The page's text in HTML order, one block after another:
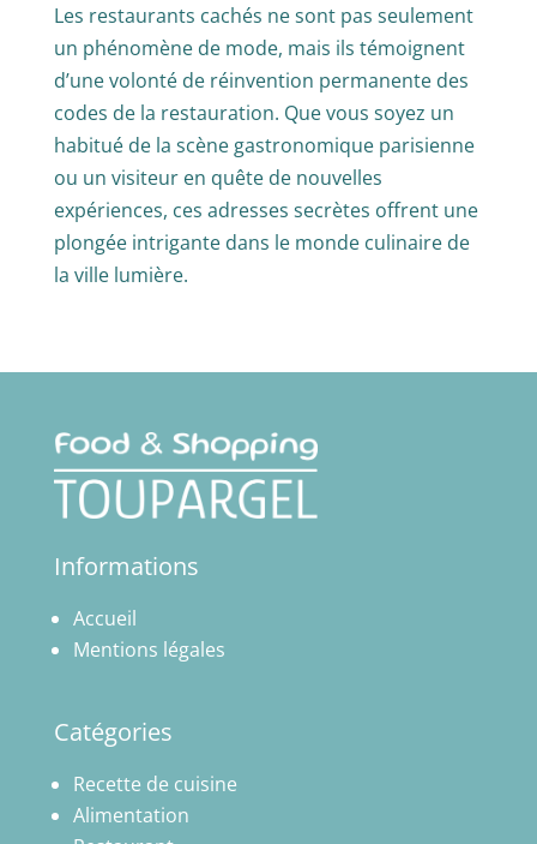
Les restaurants cachés ne sont pas seulement
un phénomène de mode, mais ils témoignent
d’une volonté de réinvention permanente des
codes de la restauration. Que vous soyez un
habitué de la scène gastronomique parisienne
ou un visiteur en quête de nouvelles
expériences, ces adresses secrètes offrent une
plongée intrigante dans le monde culinaire de
la ville lumière.
Informations
Accueil
Mentions légales
Catégories
Recette de cuisine
Alimentation